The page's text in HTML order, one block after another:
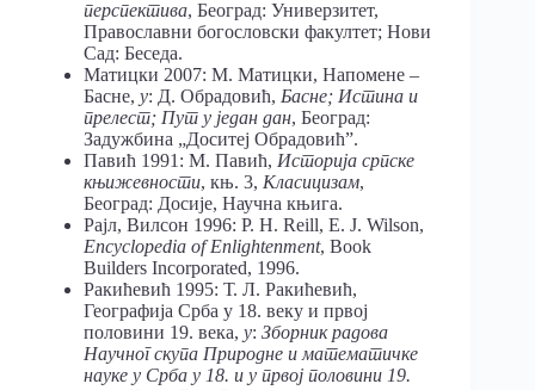
перспектива, Београд: Универзитет,
Православни богословски факултет; Нови
Сад: Беседа.
Матицки 2007: М. Матицки, Напомене –
Басне, у: Д. Обрадовић, Басне; Истина и
прелест; Пут у један дан, Београд:
Задужбина „Доситеј Обрадовић”.
Павић 1991: М. Павић, Историја српске
књижевности, књ. 3, Класицизам,
Београд: Досије, Научна књига.
Рајл, Вилсон 1996: P. H. Reill, E. J. Wilson,
Encyclopedia of Enlightenment, Book
Builders Incorporated, 1996.
Ракићевић 1995: Т. Л. Ракићевић,
Географија Срба у 18. веку и првој
половини 19. века, у: Зборник радова
Научног скупа Природне и математичке
науке у Срба у 18. и у првој половини 19.